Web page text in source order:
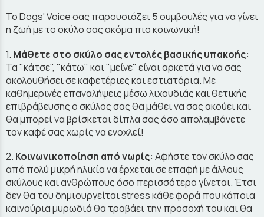
Το Dogs' Voice σας παρουσιάζει 5 συμβουλές για να γίνει
η ζωή με το σκύλο σας ακόμα πιο κοινωνική!
1. Μάθετε στο σκύλο σας εντολές βασικής υπακοής:
Τα "κάτσε", "κάτω" και "μείνε" είναι αρκετά για να σας
ακολουθήσει σε καφετέριες και εστιατόρια. Με
καθημερινές επαναλήψεις μέσω λιχουδιάς και θετικής
επιβράβευσης ο σκύλος σας θα μάθει να σας ακούει και
θα μπορεί να βρίσκεται δίπλα σας όσο απολαμβάνετε
τον καφέ σας χωρίς να ενοχλεί!
2. Κοινωνικοποίηση από νωρίς: Αφήστε τον σκύλο σας
από πολύ μικρή ηλικία να έρχεται σε επαφή με άλλους
σκύλους και ανθρώπους όσο περισσότερο γίνεται. Έτσι
δεν θα του δημιουργείται stress κάθε φορά που κάποια
καινούρια μυρωδιά θα τραβάει την προσοχή του και θα